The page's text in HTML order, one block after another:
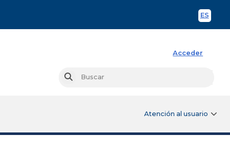
ES
Acceder
Buscar
Atención al usuario